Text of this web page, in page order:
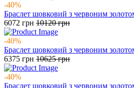
-40%
Браслет шовковий з червоним
6072 грн 10120грн
-40%
Браслет шовковий з червоним
6375 грн 10625грн
-40%
Браслет шовковий з червоним